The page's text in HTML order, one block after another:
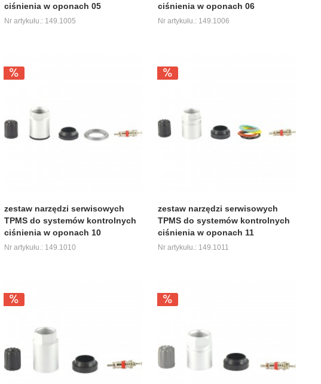
ciśnienia w oponach 05
Nr artykułu.: 149.1005
ciśnienia w oponach 06
Nr artykułu.: 149.1006
zestaw narzędzi serwisowych
TPMS do systemów kontrolnych
ciśnienia w oponach 10
Nr artykułu.: 149.1010
zestaw narzędzi serwisowych
TPMS do systemów kontrolnych
ciśnienia w oponach 11
Nr artykułu.: 149.1011